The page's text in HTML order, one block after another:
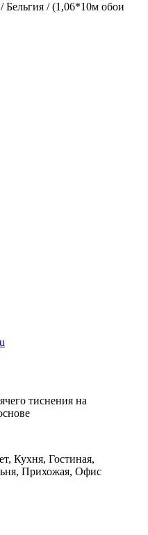
тиснения на
Кухня, Гостиная,
Прихожая, Офис